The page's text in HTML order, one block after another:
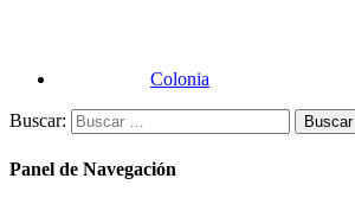
Colonia
Buscar:
Panel de Navegación